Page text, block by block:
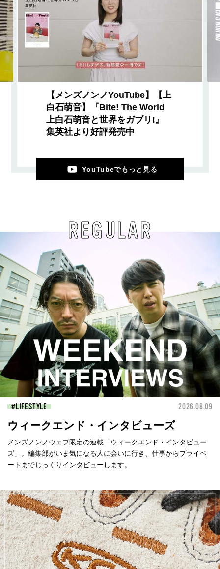
【メンズノンノYouTube】【上
白石萌音】『Bite! The World
上白石萌音と世界をガブリ!』
集英社より好評発売中
YouTubeでもっと見る
REGULAR
LIFESTYLE 2026.08.09
ウィークエンド・インタビューズ
メンズノンノウェブ限定の連載「ウィークエンド・インタビュー
ズ」。編集部がいま気になる人に会いに行き、仕事からプライベ
ートまでじっくりインタビューします。